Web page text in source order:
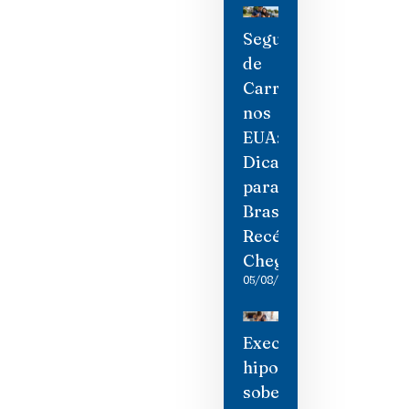
Seguro
de
Carro
nos
EUA:
Dicas
para
Brasileiros
Recém-
Chegados
05/08/2026
Execuções
hipotecárias
sobem